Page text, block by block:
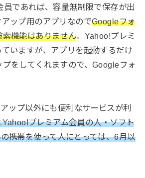
員であれば、容量無制限で保存が出
ップ用のアプリなのでGoogleフォ
機能はありません。Yahoo!プレミ
いますが、アプリを起動するだけ
をしてくれますので、Googleフォ
ップ以外にも便利なサービスが利
Yahoo!プレミアム会員の人・ソフト
携帯を使って人にとっては、6月以